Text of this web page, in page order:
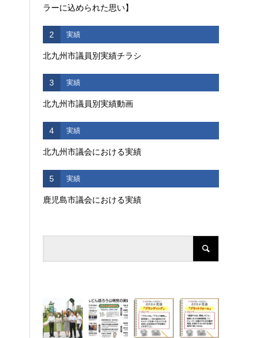
ラーに込められた思い】
2 実績
北九州市議員別実績チラシ
3 実績
北九州市議員別実績動画
4 実績
北九州市議会における実績
5 実績
鹿児島市議会における実績